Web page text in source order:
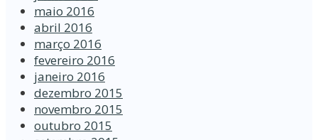
maio 2016
abril 2016
março 2016
fevereiro 2016
janeiro 2016
dezembro 2015
novembro 2015
outubro 2015